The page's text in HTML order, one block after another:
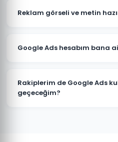
kampanyası genellikle 7-14
Reklam görseli ve metin
metinleri, görsel tasarımlar
Google Ads hesabım bana
müşterimize aittir. Ajans
seviyesinde değil, reklam
Rakiplerim de Google Ads
geçeceğim?